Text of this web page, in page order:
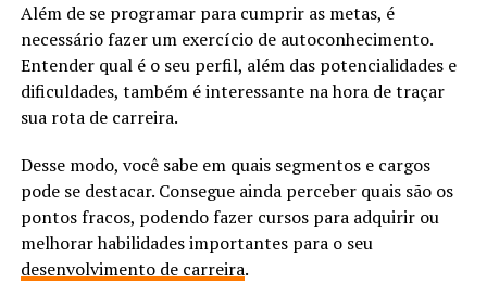
Além de se programar para cumprir as metas, é
necessário fazer um exercício de autoconhecimento.
Entender qual é o seu perfil, além das potencialidades e
dificuldades, também é interessante na hora de traçar
sua rota de carreira.
Desse modo, você sabe em quais segmentos e cargos
pode se destacar. Consegue ainda perceber quais são os
pontos fracos, podendo fazer cursos para adquirir ou
melhorar habilidades importantes para o seu
desenvolvimento de carreira.